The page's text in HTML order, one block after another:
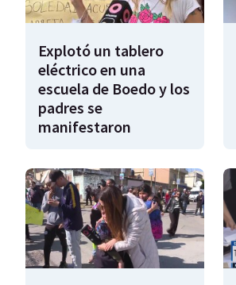
Explotó un tablero
eléctrico en una
escuela de Boedo y los
padres se
manifestaron